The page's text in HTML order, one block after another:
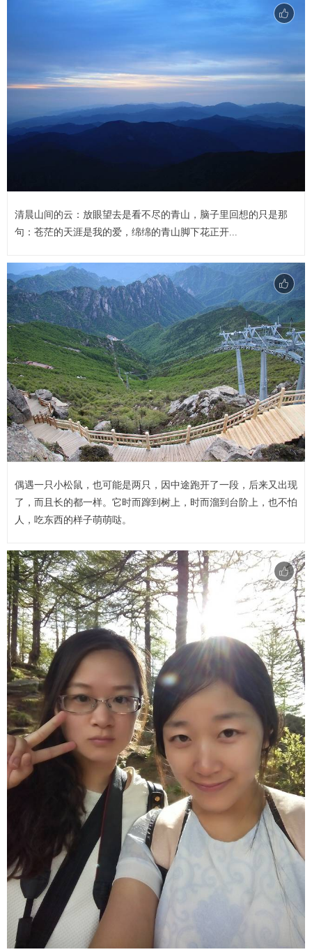
清晨山间的云：放眼望去是看不尽的青山，脑子里回想的只是那
句：苍茫的天涯是我的爱，绵绵的青山脚下花正开...
偶遇一只小松鼠，也可能是两只，因中途跑开了一段，后来又出现
了，而且长的都一样。它时而蹿到树上，时而溜到台阶上，也不怕
人，吃东西的样子萌萌哒。